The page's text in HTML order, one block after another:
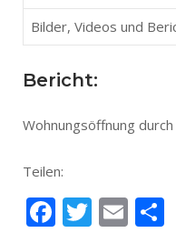
Bilder, Videos und
Bericht:
Wohnungsöffnung
Teilen:
Facebook
Twitter